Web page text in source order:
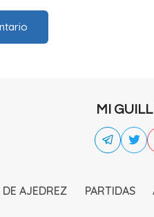
MI
AJEDREZ PARTIDAS